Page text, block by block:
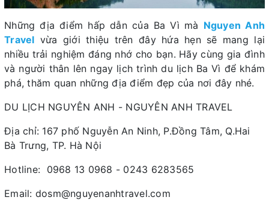
Những địa điểm hấp dẫn của Ba Vì mà Nguyen Anh
Travel vừa giới thiệu trên đây hứa hẹn sẽ mang lại
nhiều trải nghiệm đáng nhớ cho bạn. Hãy cùng gia đình
và người thân lên ngay lịch trình du lịch Ba Vì để khám
phá, thăm quan những địa điểm đẹp của nơi đây nhé.
DU LỊCH NGUYÊN ANH - NGUYÊN ANH TRAVEL
Địa chỉ: 167 phố Nguyễn An Ninh, P.Đồng Tâm, Q.Hai
Bà Trưng, TP. Hà Nội
Hotline: 0968 13 0968 - 0243 6283565
Email: dosm@nguyenanhtravel.com